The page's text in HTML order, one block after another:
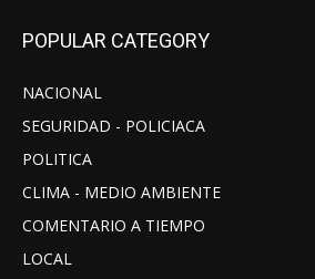
POPULAR CATEGORY
NACIONAL
SEGURIDAD - POLICIACA
POLITICA
CLIMA - MEDIO AMBIENTE
COMENTARIO A TIEMPO
LOCAL